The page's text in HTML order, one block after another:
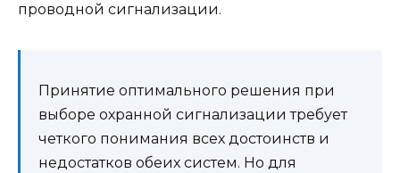
проводной сигнализации.
Принятие оптимального решения при
выборе охранной сигнализации требует
четкого понимания всех достоинств и
недостатков обеих систем. Но для